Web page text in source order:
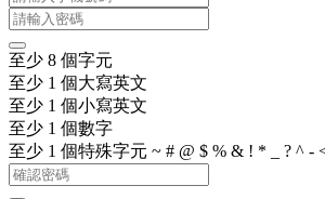
至少 8 個字元
至少 1 個大寫英文
至少 1 個小寫英文
至少 1 個數字
至少 1 個特殊字元 ~ # @ $ % & ! * _ ? ^ -